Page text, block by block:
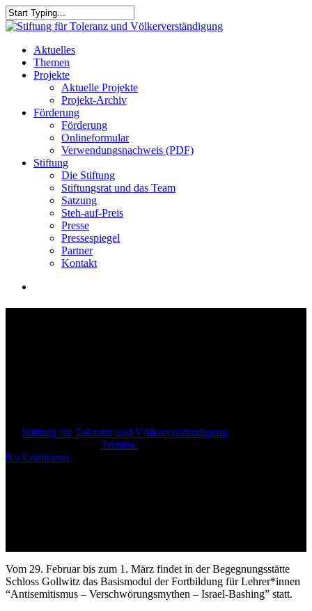
Skip
to
content
Close
search
Menu
Aktuelles
Themen
Projekte
Aktuelle Projekte
Projekt-Archiv
Förderung
Förderung
Onlineformular
Verwendungsnachweis (PDF)
Stiftung
Die Stiftung
Stiftungsrat und das Team
Satzung
Steh-auf-Preis
Presse
Pressespiegel
Partner
Kontakt
Stiftung für Toleranz und Völkerverständigung
Termine
No Comments
Vom 29. Februar bis zum 1. März findet in der Begegnungsstätte
Schloss Gollwitz das Basismodul der Fortbildung für Lehrer*innen
“Antisemitismus – Verschwörungsmythen – Israel-Bashing” statt.